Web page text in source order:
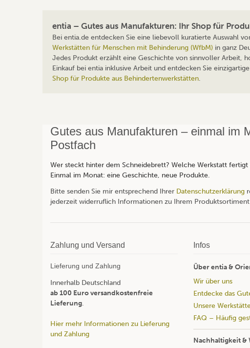
entia – Gutes aus Manufakturen: Ihr Shop für
Bei entia.de entdecken Sie eine liebevoll kuratierte Auswahl
Werkstätten für Menschen mit Behinderung (WfbM) in ganz
Jedes Produkt erzählt eine Geschichte von sinnvoller Arbeit,
Einkauf bei entia inklusive Arbeit und entdecken Sie
Shop für Produkte aus Behindertenwerkstätten.
Gutes aus Manufakturen – einmal im
Postfach
Wer steckt hinter dem Schneidebrett? Welche Werkstatt fertigt
Einmal im Monat: eine Geschichte, neue Produkte.
Bitte senden Sie mir entsprechend Ihrer Datenschutzerklärung
jederzeit widerruflich Informationen zu Ihrem
Zahlung und Versand
Lieferung und Zahlung
Innerhalb Deutschland
ab 100 Euro versandkostenfreie
Lieferung.
Hier mehr Informationen zu Lieferung
und Zahlung
Infos
Über entia &
Wir über uns
Entdecke das
Unsere
FAQ – Häufig
Nachhaltigkeit &